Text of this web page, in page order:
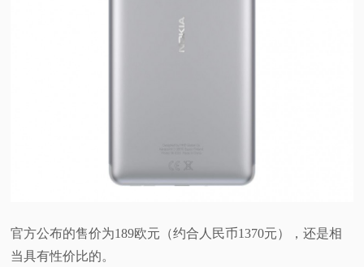
官方公布的售价为189欧元（约合人民币1370元），还是相
当具有性价比的。